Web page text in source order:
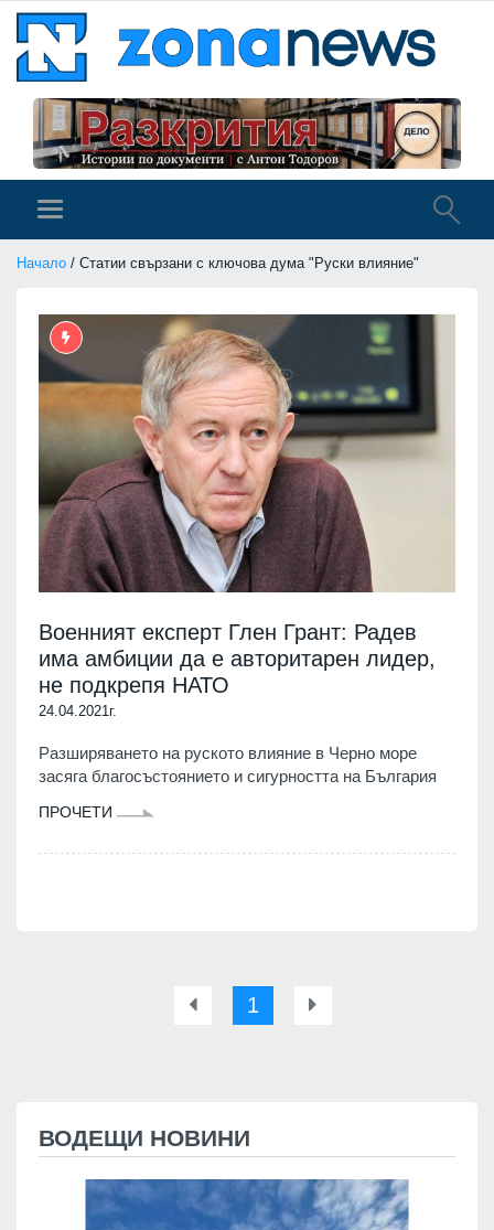
Начало / Статии свързани с ключова дума "Руски влияние"
Военният експерт Глен Грант: Радев
има амбиции да е авторитарен лидер,
не подкрепя НАТО
24.04.2021г.
Разширяването на руското влияние в Черно море
засяга благосъстоянието и сигурността на България
ПРОЧЕТИ
1
ВОДЕЩИ НОВИНИ